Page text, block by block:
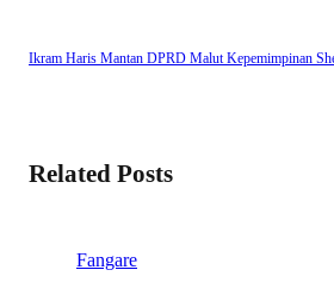
Ikram Haris Mantan DPRD MalutKepemimpinan
Related Posts
Fangare